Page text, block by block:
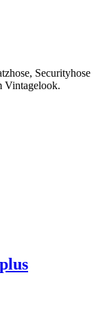
Securityhose
Vintagelook.